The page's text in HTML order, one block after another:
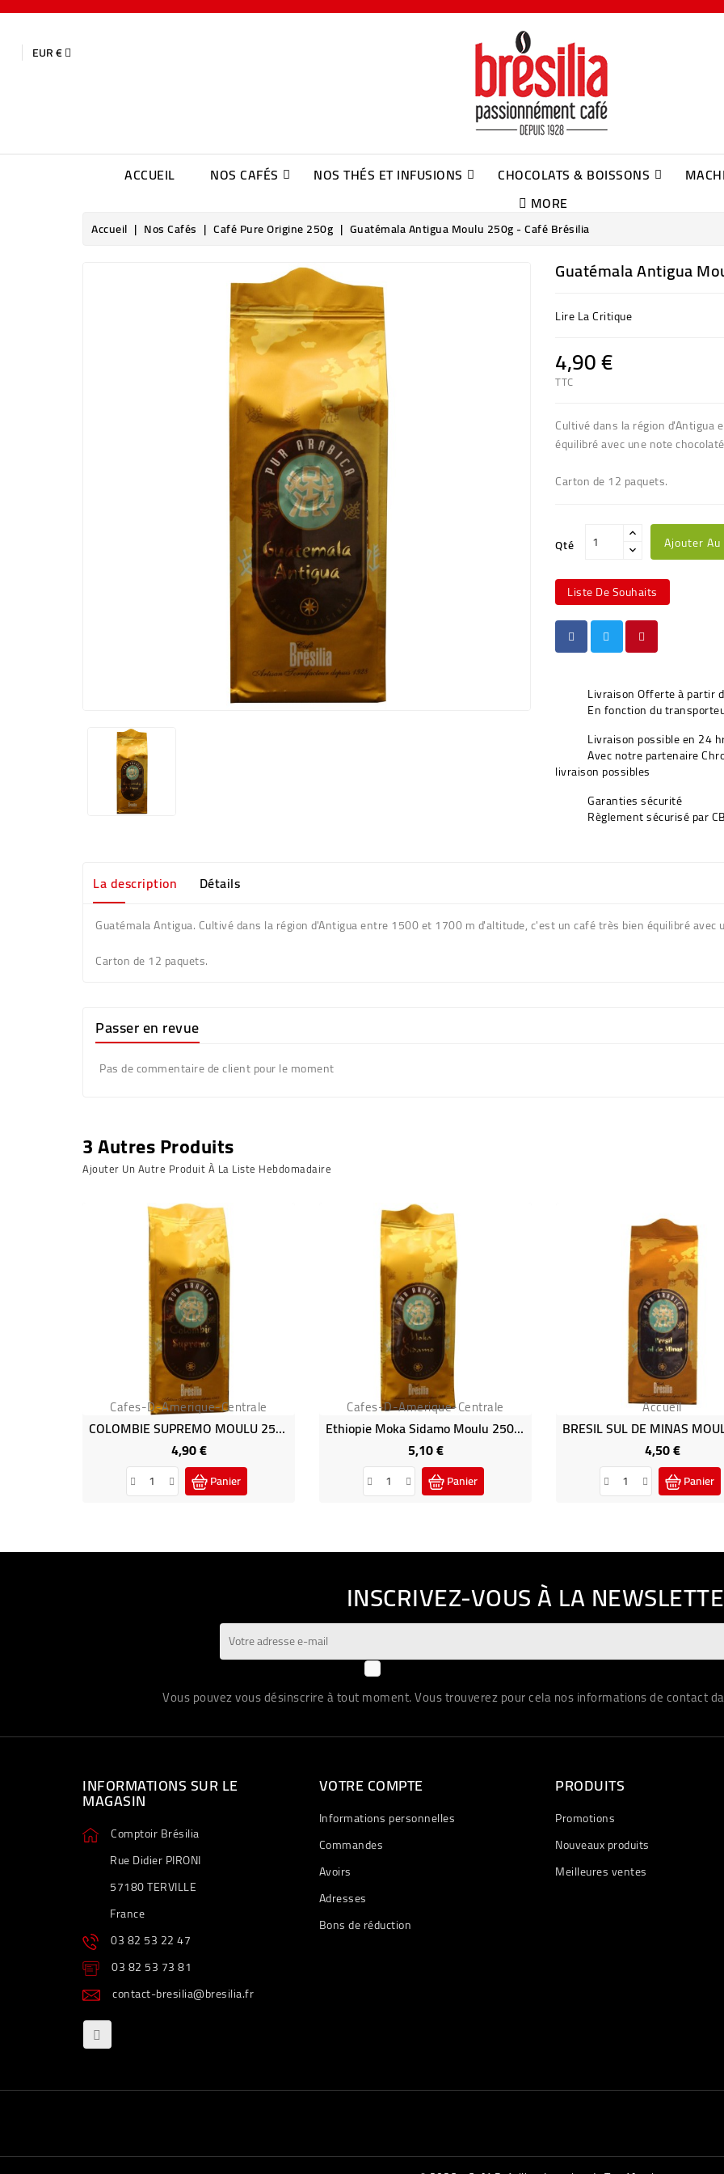
EUR €
ACCUEIL NOS CAFÉS NOS THÉS ET INFUSIONS CHOCOLATS & BOISSONS
MORE
Accueil Nos Cafés Café Pure Origine 250g Guatémala Antigua Moulu 250g - Café Brésilia
Guatémala Antigua
Lire La Critique
4,90 €
TTC
Cultivé dans la région
équilibré avec une note
Carton de 12 paquets.
Qté Ajouter
Liste De Souhaits
Livraison Offerte à partir
En fonction du
Livraison possible en 24
Avec notre partenaire
livraison possibles
Garanties sécurité
Règlement sécurisé par
La description Détails
Guatémala Antigua. Cultivé dans la région d'Antigua entre 1500 et 1700 m d'altitude, c'est un café très bien équilibré
Carton de 12 paquets.
Passer en revue
Pas de commentaire de client pour le moment
3 Autres Produits
Ajouter Un Autre Produit À La Liste Hebdomadaire
Cafes-D-Amerique-Centrale
COLOMBIE SUPREMO MOULU 250g - Café Brésilia
4,90 €Prix
Panier
Cafes-D-Amerique-Centrale
Ethiopie Moka Sidamo Moulu 250g - Café Brésilia
5,10 €Prix
Panier
Accueil
4,50 €Prix
Panier
INSCRIVEZ-VOUS À LA
Vous pouvez vous désinscrire à tout moment. Vous trouverez pour cela nos informations de contact
INFORMATIONS SUR LE
MAGASIN
Comptoir Brésilia
Rue Didier PIRONI
57180 TERVILLE
France
03 82 53 22 47
03 82 53 73 81
contact-bresilia@bresilia.fr
VOTRE COMPTE
Informations personnelles
Commandes
Avoirs
Adresses
Bons de réduction
PRODUITS
Promotions
Nouveaux produits
Meilleures ventes